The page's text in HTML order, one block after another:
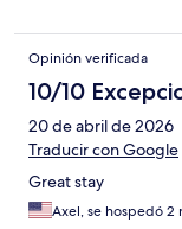
Opinión verificada
10/10
20 de abril de 2026
Traducir con Google
Great stay
Axel, se hospedó 2